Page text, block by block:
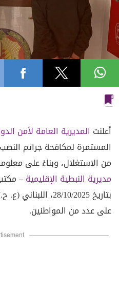
أعلنت المديرية العامة لأمن
المستمرة لمكافحة جرائم
من الاستغلال، وبناءً على
مديرية النبطية الإقليمية–
بتاريخ 28/10/2025،
على عدد من المواطنين.